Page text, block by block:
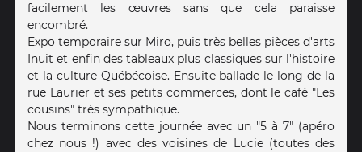
facilement les œuvres sans que cela paraisse
encombré.
Expo temporaire sur Miro, puis très belles pièces d'arts
Inuit et enfin des tableaux plus classiques sur l'histoire
et la culture Québécoise. Ensuite ballade le long de la
rue Laurier et ses petits commerces, dont le café "Les
cousins" très sympathique.
Nous terminons cette journée avec un "5 à 7" (apéro
chez nous !) avec des voisines de Lucie (toutes des